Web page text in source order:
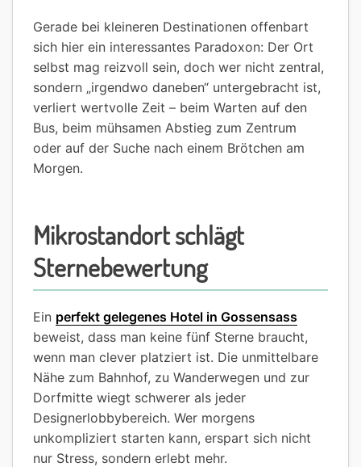
Gerade bei kleineren Destinationen offenbart
sich hier ein interessantes Paradoxon: Der Ort
selbst mag reizvoll sein, doch wer nicht zentral,
sondern „irgendwo daneben“ untergebracht ist,
verliert wertvolle Zeit – beim Warten auf den
Bus, beim mühsamen Abstieg zum Zentrum
oder auf der Suche nach einem Brötchen am
Morgen.
Mikrostandort schlägt
Sternebewertung
Ein perfekt gelegenes Hotel in Gossensass
beweist, dass man keine fünf Sterne braucht,
wenn man clever platziert ist. Die unmittelbare
Nähe zum Bahnhof, zu Wanderwegen und zur
Dorfmitte wiegt schwerer als jeder
Designerlobbybereich. Wer morgens
unkompliziert starten kann, erspart sich nicht
nur Stress, sondern erlebt mehr.